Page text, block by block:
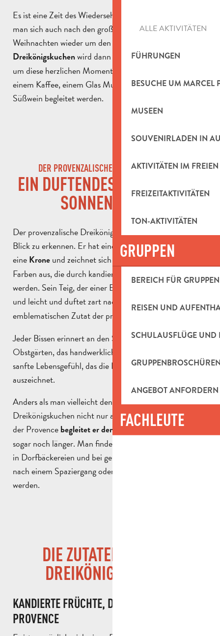
ALLE AKTIVITÄTEN
FÜHRUNGEN
BESUCHE UM MARCEL
MUSEEN
SOUVENIRLADEN IN
AKTIVITÄTEN IM FREIEN
FREIZEITAKTIVITÄTEN
TON-AKTIVITÄTEN
GRUPPEN
BEREICH FÜR GRUPPEN
REISEN UND
SCHULAUSFLÜGE UND
ANGEBOT ANFORDERN
FACHLEUTE
Es ist eine Zeit des Wiedersehens und des Teilens, in der
man sich auch nach den großen Festessen an
Weihnachten wieder um den Tisch versammelt. Der
Dreikönigskuchenwird dann zum perfekten Vorwand,
um diese herzlichen Momente zu verlängern, die oft von
einem Kaffee, einem Glas Muscat oder einem lokalen
Süßwein begleitet werden.
DER PROVENZALISCHE DREIKÖNIGSKUCHEN
EIN DUFTENDES BRIOCHE MIT
SONNENSCHEIN
Der provenzalische Dreikönigskuchen ist auf den ersten
Blick zu erkennen. Er hat eine runde Form, erinnert an
eine Krone und zeichnet sich durch seine leuchtenden
Farben aus, die durch kandierte Früchte hervorgerufen
werden. Sein Teig, der einer Brioche ähnelt, ist weich
und leicht und duftet zart nach
Orangenblüten, einer
emblematischen Zutat der provenzalischen Küche.
Jeder Bissen erinnert an den Süden: die Sonne, die
Obstgärten, das handwerkliche Können und dieses
sanfte Lebensgefühl, das die Provence im Winter
auszeichnet.
Anders als man vielleicht denken könnte, wird der
Dreikönigskuchen nicht nur am 6. Januar gegessen. In
der Provence begleitet er den ganzen Monat Januar
sogar noch länger. Man findet ihn auf Familientischen,
in Dorfbäckereien und bei geselligen Momenten, die
nach einem Spaziergang oder einem
werden.
DIE ZUTATEN FÜR DEN
DREIKÖNIGSKUCHEN
KANDIERTE FRÜCHTE, DIE JUWELEN DER
PROVENCE